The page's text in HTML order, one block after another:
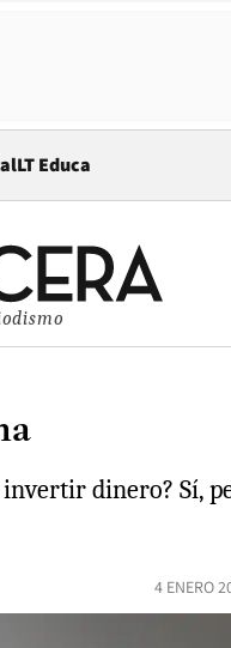
Opens in new window
LT Educa
dinero? Sí,
4 ENERO